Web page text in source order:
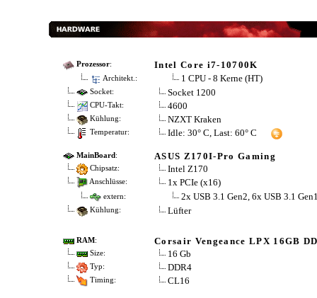
Prozessor: Intel Core i7-10700K
Architekt.: 1 CPU - 8 Kerne (HT)
Socket: Socket 1200
CPU-Takt: 4600
Kühlung: NZXT Kraken
Temperatur: Idle: 30° C, Last: 60° C
MainBoard: ASUS Z170I-Pro Gaming
Chipsatz: Intel Z170
Anschlüsse: 1x PCIe (x16)
extern: 2x USB 3.1 Gen2, 6x USB 3.1
Kühlung: Lüfter
RAM: Corsair Vengeance LPX 16GB
Size: 16 Gb
Typ: DDR4
Timing: CL16